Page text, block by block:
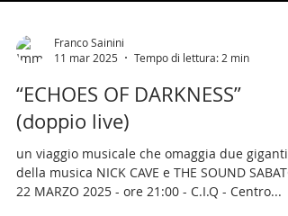
Franco Sainini
11 mar 2025
Tempo di lettura: 2 min
“ECHOES OF DARKNESS”